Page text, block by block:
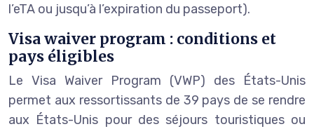
l’eTA ou jusqu’à l’expiration du passeport).
Visa waiver program : conditions et
pays éligibles
Le Visa Waiver Program (VWP) des États-Unis
permet aux ressortissants de 39 pays de se rendre
aux États-Unis pour des séjours touristiques ou